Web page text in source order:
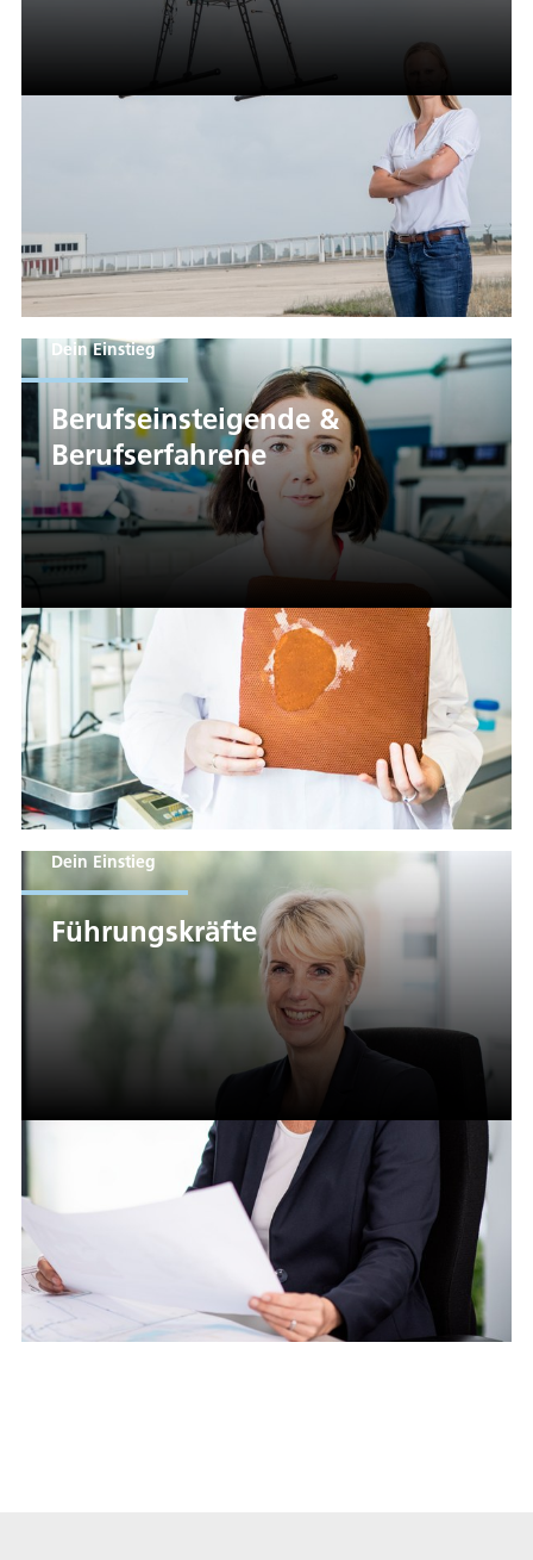
Dein Einstieg
Berufseinsteigende &
Berufserfahrene
Dein Einstieg
Führungskräfte